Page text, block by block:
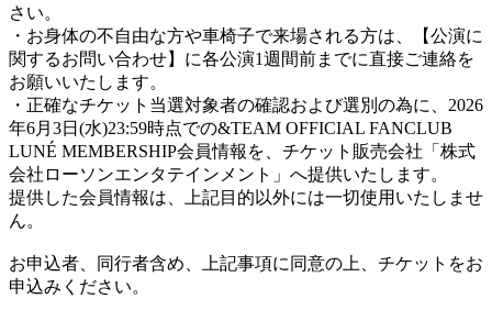
さい。
・お身体の不自由な方や車椅子で来場される方は、【公演に
関するお問い合わせ】に各公演1週間前までに直接ご連絡を
お願いいたします。
・正確なチケット当選対象者の確認および選別の為に、2026
年6月3日(水)23:59時点での&TEAM OFFICIAL FANCLUB
LUNÉ MEMBERSHIP会員情報を、チケット販売会社「株式
会社ローソンエンタテインメント」へ提供いたします。
提供した会員情報は、上記目的以外には一切使用いたしませ
ん。
お申込者、同行者含め、上記事項に同意の上、チケットをお
申込みください。